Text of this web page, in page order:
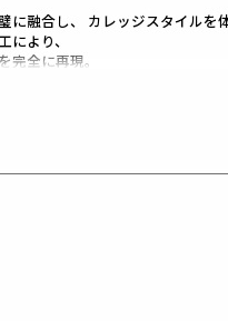
融合し、 カレッジスタイルを
より、
全に再現。
の2段リブを採用し、